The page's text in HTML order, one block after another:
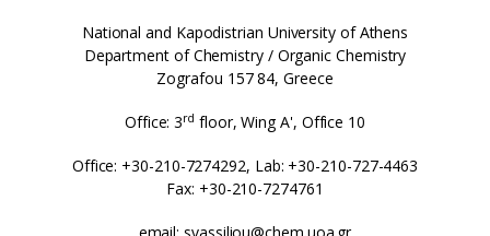
National and Kapodistrian University of Athens
Department of Chemistry / Organic Chemistry
Zografou 157 84, Greece
Office: 3rd floor, Wing A', Office 10
Office: +30-210-7274292, Lab: +30-210-727-4463
Fax: +30-210-7274761